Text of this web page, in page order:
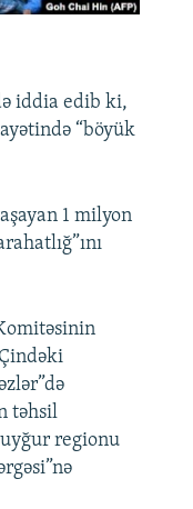
iddia edib ki,
“böyük
1 milyon
təhsil
regionu